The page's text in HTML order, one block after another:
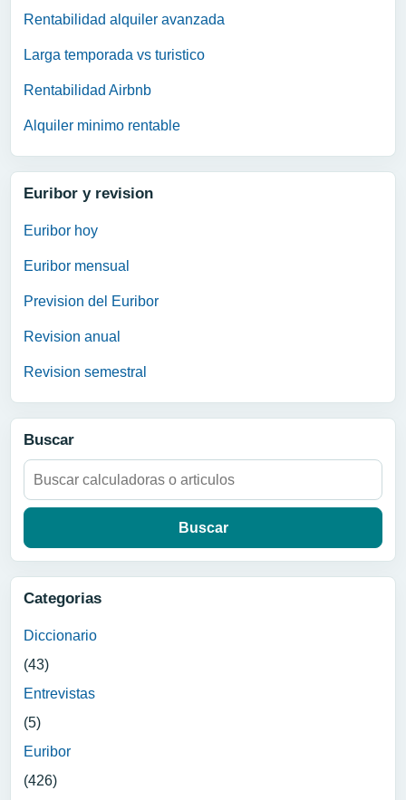
Rentabilidad alquiler avanzada
Larga temporada vs turistico
Rentabilidad Airbnb
Alquiler minimo rentable
Euribor y revision
Euribor hoy
Euribor mensual
Prevision del Euribor
Revision anual
Revision semestral
Buscar
Buscar:
Categorias
Diccionario
(43)
Entrevistas
(5)
Euribor
(426)